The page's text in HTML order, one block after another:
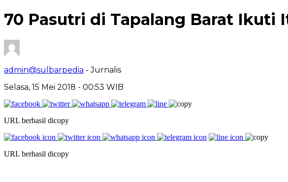
70 Pasutri di Tapalang Barat Ikuti
admin@sulbarpedia - Jurnalis
Selasa, 15 Mei 2018 - 00:53 WIB
URL berhasil dicopy
URL berhasil dicopy